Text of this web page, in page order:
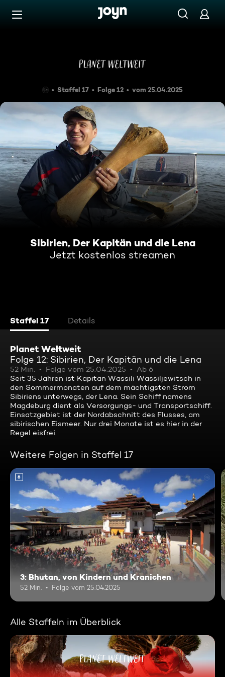
Zum Inhalt springen
Staffel 17 Folge 12 vom 25.04.2025
Sibirien, Der Kapitän und die Lena
Jetzt kostenlos streamen
Staffel 17 Details
Planet Weltweit
Folge 12: Sibirien, Der Kapitän und die Lena
52 Min. Folge vom 25.04.2025
Ab 6
Seit 35 Jahren ist Kapitän Wassili Wassiljewitsch in
den Sommermonaten auf dem mächtigsten Strom
Sibiriens unterwegs, der Lena. Sein Schiff namens
Magdeburg dient als Versorgungs- und Transportschiff.
Einsatzgebiet ist der Nordabschnitt des Flusses, am
sibirischen Eismeer. Nur drei Monate ist es hier in der
Regel eisfrei.
Weitere Folgen in Staffel 17
6
3: Bhutan, von Kindern und Kranichen
52 Min. Folge vom 25.04.2025
Alle Staffeln im Überblick